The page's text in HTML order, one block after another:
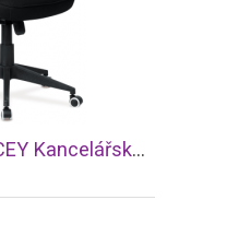
SCONTO QUINCEY Kancelářská židle